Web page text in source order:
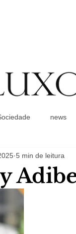
news
5 min de leitura